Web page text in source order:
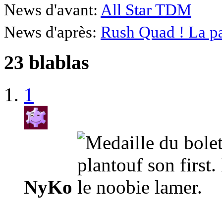
News d'avant: All Star TDM
News d'après: Rush Quad ! La
23 blablas
1
NyKo